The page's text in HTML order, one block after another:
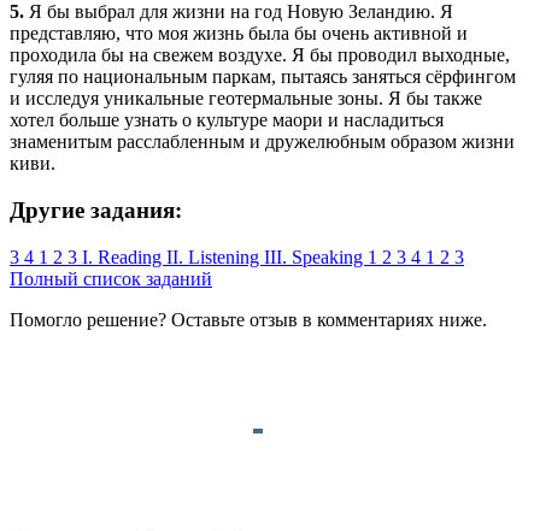
5. Я бы выбрал для жизни на год Новую Зеландию. Я
представляю, что моя жизнь была бы очень активной и
проходила бы на свежем воздухе. Я бы проводил выходные,
гуляя по национальным паркам, пытаясь заняться сёрфингом
и исследуя уникальные геотермальные зоны. Я бы также
хотел больше узнать о культуре маори и насладиться
знаменитым расслабленным и дружелюбным образом жизни
киви.
Другие задания:
3 4 1 2 3 I. Reading II. Listening III. Speaking 1 2 3 4 1 2 3
Полный список заданий
Помогло решение? Оставьте отзыв в комментариях ниже.